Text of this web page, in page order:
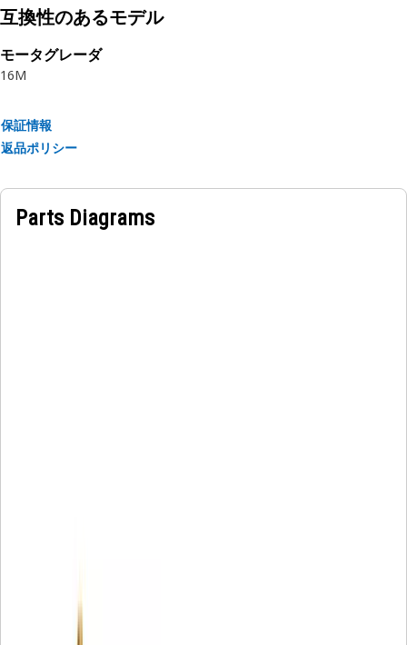
An Air Cleaner Hose helps to deliver filtered air to the
air leaks and ensuring that the right amount of air is
supplied for engine performance.
互換性のあるモデル
モータグレーダ
16M
保証情報
返品ポリシー
Parts Diagrams